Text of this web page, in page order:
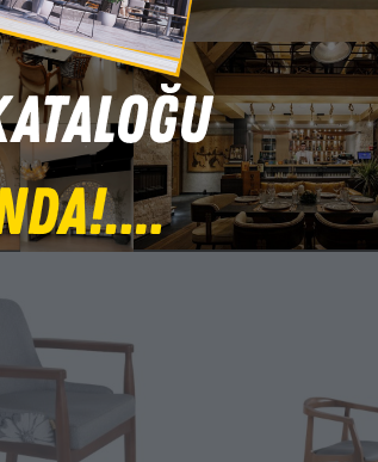
Hemen İncele
İnegöl Mobilya – Tüm Hakları Saklıdır